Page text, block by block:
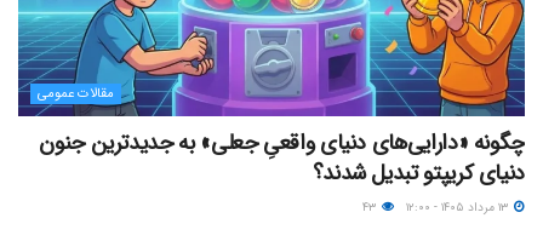
مقالات عمومی
چگونه «دارایی‌های دنیای واقعیِ جعلی» به جدیدترین جنون
دنیای کریپتو تبدیل شدند؟